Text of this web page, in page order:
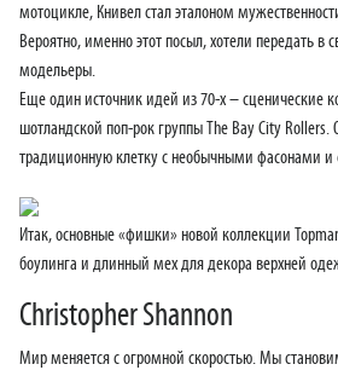
мотоцикле, Книвел стал эталоном
Вероятно, именно этот посыл, хотели передать в
модельеры.
Еще один источник идей из 70-х – сценические
шотландской поп-рок группы The Bay City Rollers.
традиционную клетку с необычными фасонами и
Итак, основные «фишки» новой коллекции
боулинга и длинный мех для декора верхней
Christopher Shannon
Мир меняется с огромной скоростью. Мы